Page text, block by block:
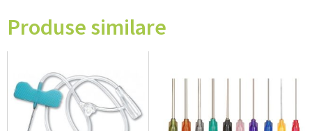
Produse similare